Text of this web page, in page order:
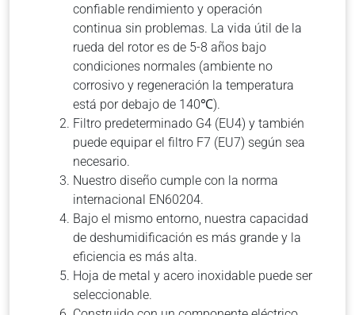
confiable rendimiento y operación
continua sin problemas. La vida útil de la
rueda del rotor es de 5-8 años bajo
condiciones normales (ambiente no
corrosivo y regeneración la temperatura
está por debajo de 140℃).
Filtro predeterminado G4 (EU4) y también
puede equipar el filtro F7 (EU7) según sea
necesario.
Nuestro diseño cumple con la norma
internacional EN60204.
Bajo el mismo entorno, nuestra capacidad
de deshumidificación es más grande y la
eficiencia es más alta.
Hoja de metal y acero inoxidable puede ser
seleccionable.